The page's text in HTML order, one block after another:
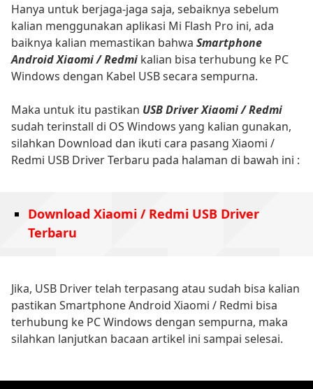
Hanya untuk berjaga-jaga saja, sebaiknya sebelum
kalian menggunakan aplikasi Mi Flash Pro ini, ada
baiknya kalian memastikan bahwa Smartphone
Android Xiaomi / Redmi kalian bisa terhubung ke PC
Windows dengan Kabel USB secara sempurna.
Maka untuk itu pastikan USB Driver Xiaomi / Redmi
sudah terinstall di OS Windows yang kalian gunakan,
silahkan Download dan ikuti cara pasang Xiaomi /
Redmi USB Driver Terbaru pada halaman di bawah ini :
Download Xiaomi / Redmi USB Driver
Terbaru
Jika, USB Driver telah terpasang atau sudah bisa kalian
pastikan Smartphone Android Xiaomi / Redmi bisa
terhubung ke PC Windows dengan sempurna, maka
silahkan lanjutkan bacaan artikel ini sampai selesai.